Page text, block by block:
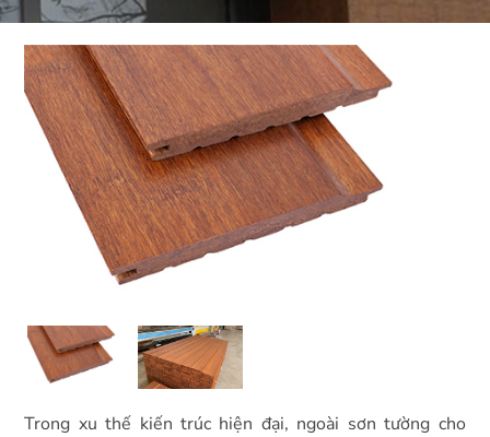
Trong xu thế kiến trúc hiện đại, ngoài sơn tường cho